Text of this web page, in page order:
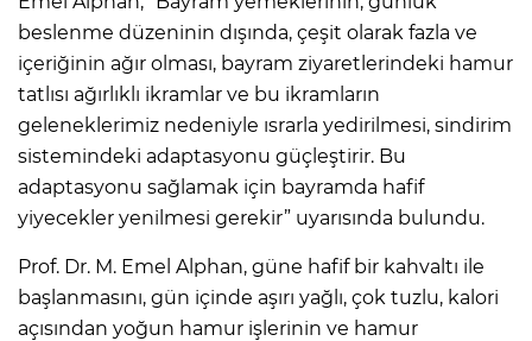
beslenme düzeninin dışında, çeşit olarak fazla ve
içeriğinin ağır olması, bayram ziyaretlerindeki hamur
tatlısı ağırlıklı ikramlar ve bu ikramların
geleneklerimiz nedeniyle ısrarla yedirilmesi, sindirim
sistemindeki adaptasyonu güçleştirir. Bu
adaptasyonu sağlamak için bayramda hafif
yiyecekler yenilmesi gerekir” uyarısında bulundu.
Prof. Dr. M. Emel Alphan, güne hafif bir kahvaltı ile
başlanmasını, gün içinde aşırı yağlı, çok tuzlu, kalori
açısından yoğun hamur işlerinin ve hamur